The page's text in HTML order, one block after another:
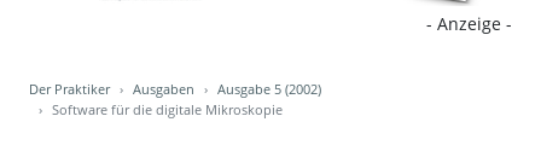
- Anzeige -
Der Praktiker Ausgaben
Ausgabe 5 (2002)
Software für die digitale Mikroskopie